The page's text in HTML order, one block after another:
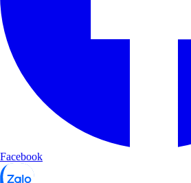
Facebook